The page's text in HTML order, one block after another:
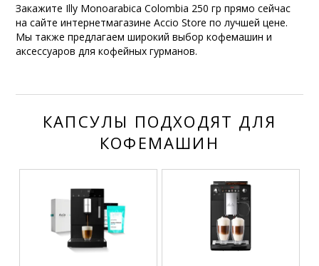
Закажите Illy Monoarabica Colombia 250 гр прямо сейчас
на сайте интернетмагазине Accio Store по лучшей цене.
Мы также предлагаем широкий выбор кофемашин и
аксессуаров для кофейных гурманов.
КАПСУЛЫ ПОДХОДЯТ ДЛЯ
КОФЕМАШИН